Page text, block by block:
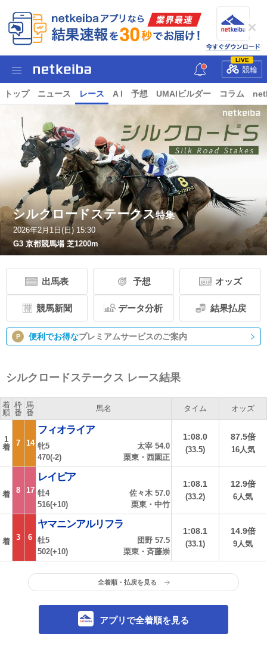
LIVE
競輪
トップ ニュース レース A I 予想 UMAIビルダー コラム
シルクロードステークス特集
2026年2月1日(日) 15:30
G3 京都競馬場 芝1200m
出馬表 予想 オッズ
競馬新聞 データ分析 結果払戻
P 便利でお得なプレミアムサービスのご案内
シルクロードステークス レース結果
着
順
枠
番
馬
番
馬名 タイム オッズ
1
着
7 14
フィオライア
牝5
470(-2)
太宰 54.0
栗東・西園正
1:08.0
(33.5)
87.5倍
16人気
着 8 17
レイピア
牡4
516(+10)
佐々木 57.0
栗東・中竹
1:08.1
(33.2)
12.9倍
6人気
着 3 6
ヤマニンアルリフラ
牡5
502(+10)
団野 57.5
栗東・斉藤崇
1:08.1
(33.1)
14.9倍
9人気
全着順・払戻を見る
アプリで全着順を見る